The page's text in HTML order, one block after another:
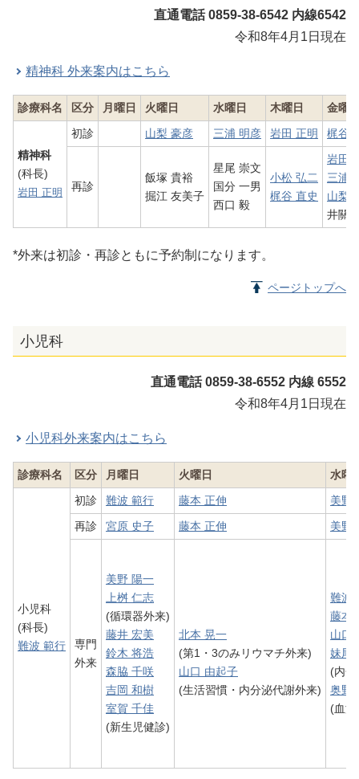
直通電話 0859-38-6542 内線6542
令和8年4月1日現在
精神科 外来案内はこちら
診療科名 区分 月曜日 火曜日 水曜日 木曜日 金曜
精神科
(科長)
岩田 正明
初診 山梨 豪彦 三浦 明彦 岩田 正明 梶谷
再診
飯塚 貴裕
掘江 友美子
星尾 崇文
国分 一男
西口 毅
小松 弘二
梶谷 直史
岩田
三浦
山梨
井關
*外来は初診・再診ともに予約制になります。
ページトップへ
小児科
直通電話 0859-38-6552 内線 6552
令和8年4月1日現在
小児科外来案内はこちら
診療科名 区分 月曜日 火曜日 水曜
小児科
(科長)
難波 範行
初診 難波 範行 藤本 正伸
美野
再診
宮原 史子 藤本 正伸 美野
専門
外来
美野 陽一
上桝 仁志
(循環器外来)
藤井 宏美
鈴木 将浩
森脇 千咲
吉岡 和樹
室賀 千佳
(新生児健診)
北本 晃一
(第1・3のみリウマチ外来)
山口 由起子
(生活習慣・内分泌代謝外来)
難波
藤本
山口
妹尾
(内
奥野
(血